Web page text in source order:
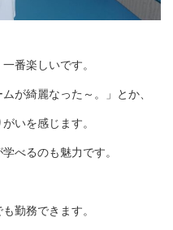
番楽しいです。
が綺麗なった～。」とか、
いを感じます。
べるのも魅力です。
勤務できます。